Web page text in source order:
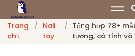
Trang
chủ
/ Nail
tay
/ Tổng hợp 78+
tượng, cá tính và